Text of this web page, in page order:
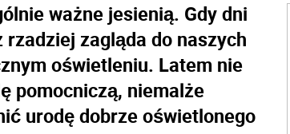
ważne jesienią. Gdy dni
zagląda do naszych
oświetleniu. Latem nie
pomocniczą, niemalże
urodę dobrze oświetlonego